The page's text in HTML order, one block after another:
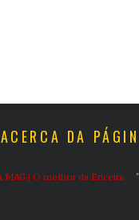
ACERCA DA